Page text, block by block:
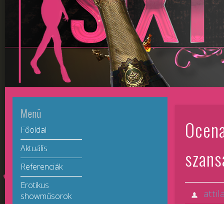
Menü
Főoldal
Aktuális
Referenciák
Erotikus
showműsorok